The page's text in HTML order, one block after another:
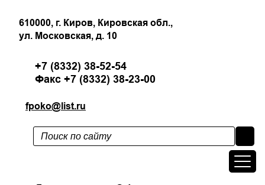
610000, г. Киров, Кировская обл.,
ул. Московская, д. 10
+7 (8332) 38-52-54
Факс +7 (8332) 38-23-00
fpoko@list.ru